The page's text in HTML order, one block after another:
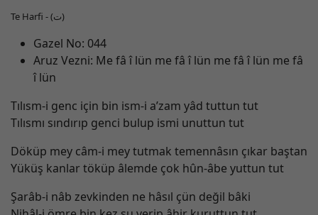
Te Harfi - (ت)
Gazel No: 044
Aruz Vezni: Me fâ î lün me fâ î lün me fâ î lün me fâ
î lün
Tılısm-i genc için bin ism-i a’zam yâd tuttun tut
Tılısmı sındırıp genci bulup ismi unuttun tut
Döküp mey câm-i mey tutmak temennâsın çıkar baştan
Yüküş kanlar töküp âlemde çok hûn-âbe yuttun tut
Şarâb-i nâb zevkinden ne hâsıl çün değil bâki